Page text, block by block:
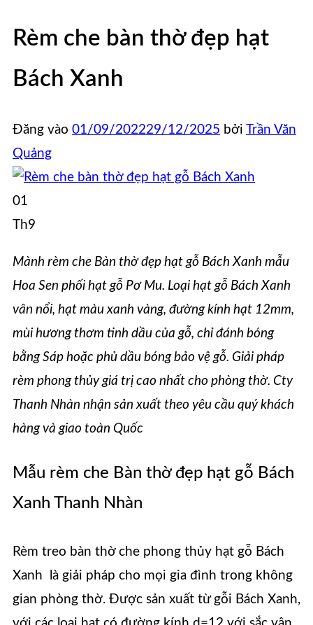
Rèm che bàn thờ đẹp hạt
Bách Xanh
Đăng vào 01/09/202229/12/2025 bởi Trần Văn
Quảng
01
Th9
Mành rèm che Bàn thờ đẹp hạt gỗ Bách Xanh mẫu
Hoa Sen phối hạt gỗ Pơ Mu. Loại hạt gỗ Bách Xanh
vân nổi, hạt màu xanh vàng, đường kính hạt 12mm,
mùi hương thơm tinh dầu của gỗ, chỉ đánh bóng
bằng Sáp hoặc phủ dầu bóng bảo vệ gỗ. Giải pháp
rèm phong thủy giá trị cao nhất cho phòng thờ. Cty
Thanh Nhàn nhận sản xuất theo yêu cầu quý khách
hàng và giao toàn Quốc
Mẫu rèm che Bàn thờ đẹp hạt gỗ Bách
Xanh Thanh Nhàn
Rèm treo bàn thờ che phong thủy hạt gỗ Bách
Xanh là giải pháp cho mọi gia đình trong không
gian phòng thờ. Được sản xuất từ gỗi Bách Xanh,